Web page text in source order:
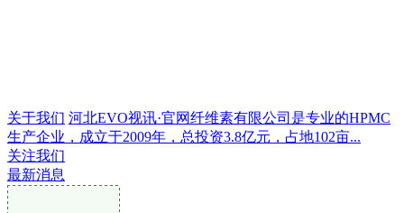
关于我们 河北EVO视讯·官网纤维素有限公司是专业的HPMC
生产企业，成立于2009年，总投资3.8亿元，占地102亩...
关注我们
最新消息